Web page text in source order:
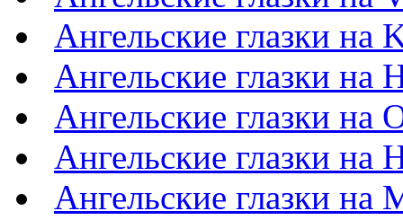
Ангельские глазки на
Ангельские глазки на
Ангельские глазки на
Ангельские глазки на
Ангельские глазки на